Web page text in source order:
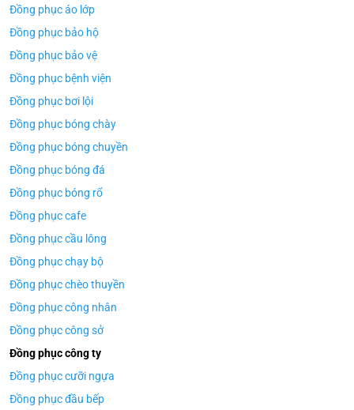
Đồng phục áo lớp
Đồng phục bảo hộ
Đồng phục bảo vệ
Đồng phục bệnh viện
Đồng phục bơi lội
Đồng phục bóng chày
Đồng phục bóng chuyền
Đồng phục bóng đá
Đồng phục bóng rổ
Đồng phục cafe
Đồng phục cầu lông
Đồng phục chạy bộ
Đồng phục chèo thuyền
Đồng phục công nhân
Đồng phục công sở
Đồng phục công ty
Đồng phục cưỡi ngựa
Đồng phục đầu bếp